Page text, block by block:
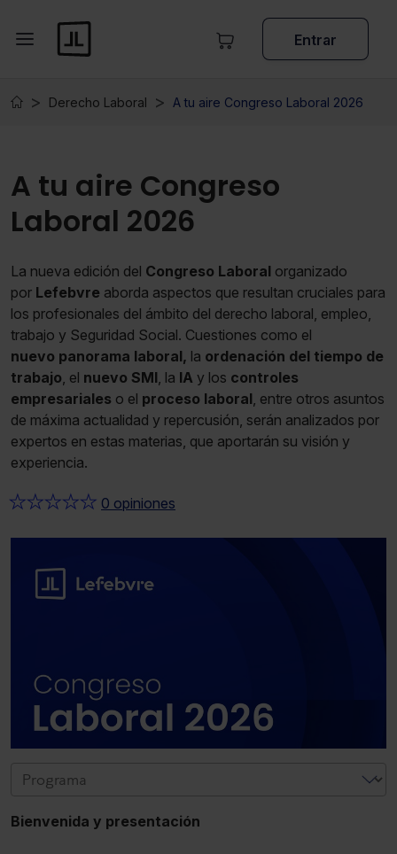
Entrar
Derecho Laboral A tu aire Congreso Laboral 2026
A tu aire Congreso
Laboral 2026
La nueva edición del Congreso Laboral organizado
por Lefebvre aborda aspectos que resultan cruciales para
los profesionales del ámbito del derecho laboral, empleo,
trabajo y Seguridad Social. Cuestiones como el
nuevo panorama laboral, la ordenación del tiempo de
trabajo, el nuevo SMI, la IA y los controles
empresariales o el proceso laboral, entre otros asuntos
de máxima actualidad y repercusión, serán analizados por
expertos en estas materias, que aportarán su visión y
experiencia.
★★★★★ 0 opiniones
Bienvenida y presentación